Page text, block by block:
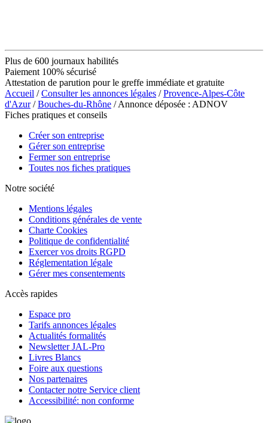
Plus de 600 journaux habilités
Paiement 100% sécurisé
Attestation de parution pour le greffe immédiate et gratuite
Accueil /Consulter les annonces légales /Provence-Alpes-Côte
d'Azur/Bouches-du-Rhône / Annonce déposée : ADNOV
Fiches pratiques et conseils
Créer son entreprise
Gérer son entreprise
Fermer son entreprise
Toutes nos fiches pratiques
Notre société
Mentions légales
Conditions générales de vente
Charte Cookies
Politique de confidentialité
Exercer vos droits RGPD
Réglementation légale
Gérer mes consentements
Accès rapides
Espace pro
Tarifs annonces légales
Actualités formalités
Newsletter JAL-Pro
Livres Blancs
Foire aux questions
Nos partenaires
Contacter notre Service client
Accessibilité: non conforme